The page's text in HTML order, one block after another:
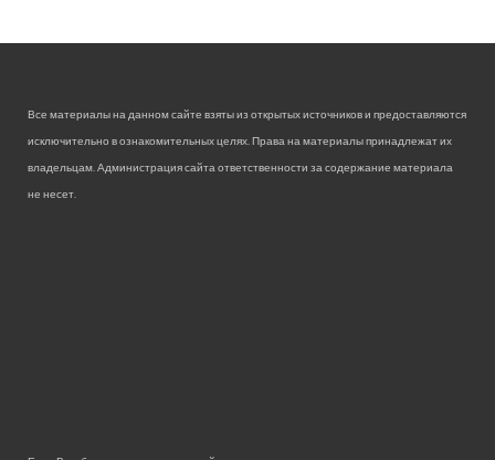
Все материалы на данном сайте взяты из открытых источников и предоставляются
исключительно в ознакомительных целях. Права на материалы принадлежат их
владельцам. Администрация сайта ответственности за содержание материала
не несет.